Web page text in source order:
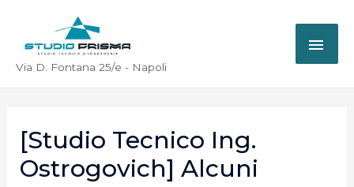
Via D. Fontana 25/e - Napoli
[Studio Tecnico Ing.
Ostrogovich] Alcuni